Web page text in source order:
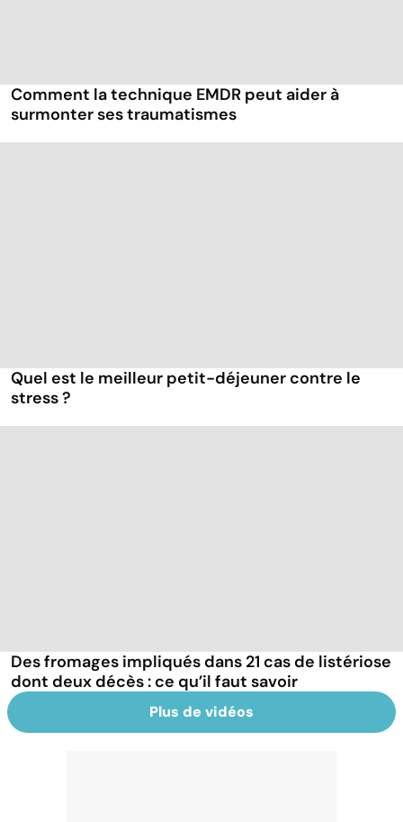
Comment la technique EMDR peut aider à
surmonter ses traumatismes
Quel est le meilleur petit-déjeuner contre le
stress ?
Des fromages impliqués dans 21 cas de listériose
dont deux décès : ce qu’il faut savoir
Plus de vidéos